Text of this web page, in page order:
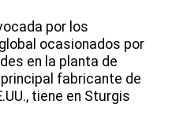
por los
ocasionados por
en la planta de
fabricante de
tiene en Sturgis